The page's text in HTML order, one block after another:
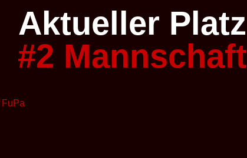
Aktueller Platz
#2 Mannschaft